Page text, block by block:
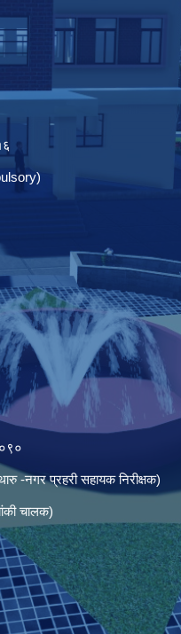
-नगर प्रहरी सहायक निरीक्षक)
चालक)